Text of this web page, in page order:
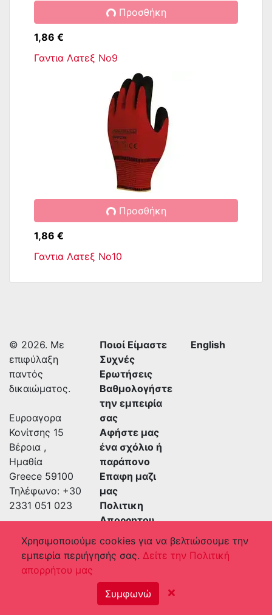
Προσθήκη
1,86 €
Γαντια Λατεξ No9
Προσθήκη
1,86 €
Γαντια Λατεξ No10
© 2026. Με
επιφύλαξη
παντός
δικαιώματος.
Ευροαγορα
Κονίτσης 15
Βέροια ,
Ημαθία
Greece 59100
Τηλέφωνο: +30
2331 051 023
Ποιοί Είμαστε
Συχνές
Ερωτήσεις
Βαθμολογήστε
την εμπειρία
σας
Αφήστε μας
ένα σχόλιο ή
παράπονο
Επαφη μαζι
μας
Πολιτικη
Απορρητου
Οροι
Υπηρεσιων
English
Χρησιμοποιούμε cookies για να βελτιώσουμε την
εμπειρία περιήγησής σας. Δείτε την Πολιτική
απορρήτου μας
Συμφωνώ